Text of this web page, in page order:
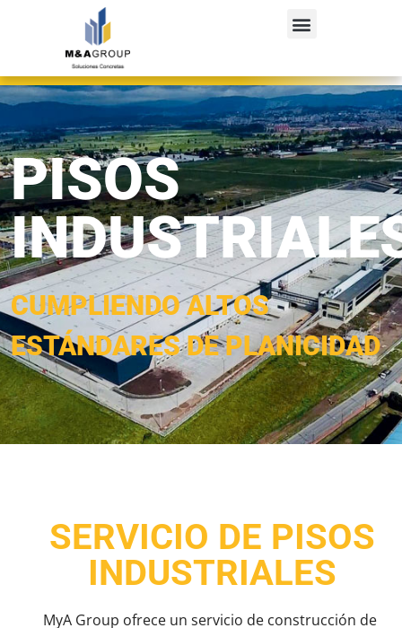
PISOS
CUMPLIENDO ALTOS
ESTÁNDARES DE PLANICIDAD
SERVICIO DE PISOS
INDUSTRIALES
MyA Group ofrece un servicio de construcción de